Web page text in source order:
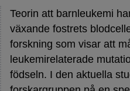
Teorin att barnleukemi
växande fostrets
forskning som visar att
leukemirelaterade
födseln. I den aktuella